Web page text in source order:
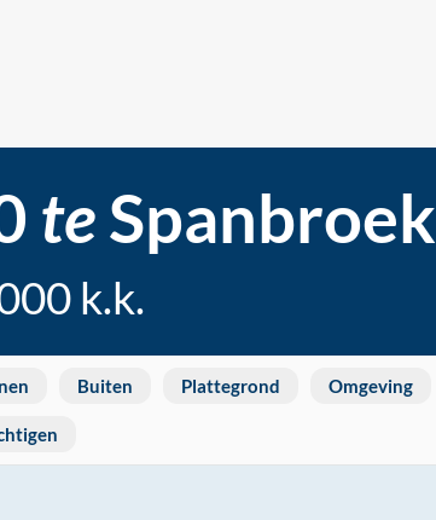
teSpanbroek
k.k.
Buiten Plattegrond Omgeving